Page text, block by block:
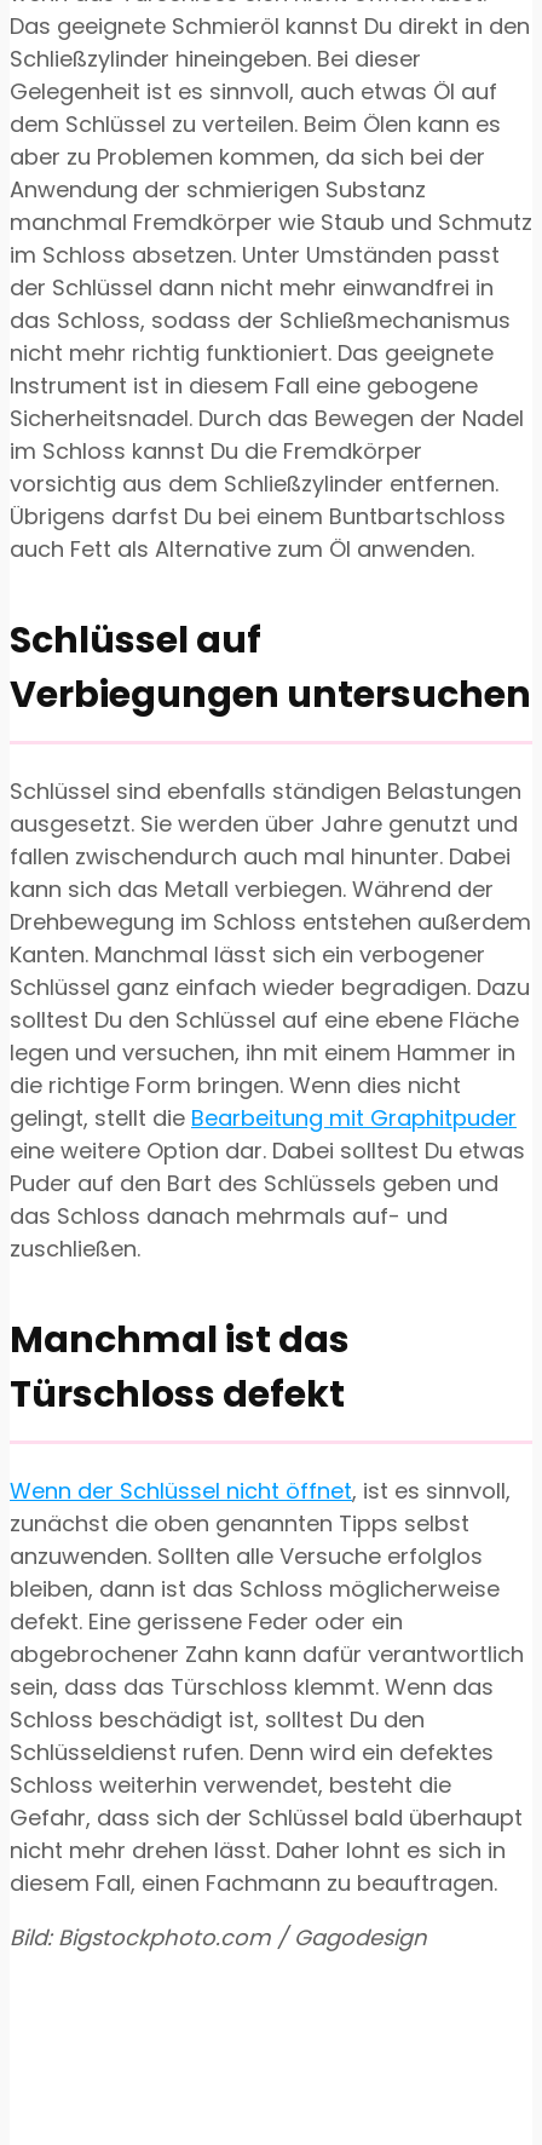
Das geeignete Schmieröl kannst Du direkt in den
Schließzylinder hineingeben. Bei dieser
Gelegenheit ist es sinnvoll, auch etwas Öl auf
dem Schlüssel zu verteilen. Beim Ölen kann es
aber zu Problemen kommen, da sich bei der
Anwendung der schmierigen Substanz
manchmal Fremdkörper wie Staub und Schmutz
im Schloss absetzen. Unter Umständen passt
der Schlüssel dann nicht mehr einwandfrei in
das Schloss, sodass der Schließmechanismus
nicht mehr richtig funktioniert. Das geeignete
Instrument ist in diesem Fall eine gebogene
Sicherheitsnadel. Durch das Bewegen der Nadel
im Schloss kannst Du die Fremdkörper
vorsichtig aus dem Schließzylinder entfernen.
Übrigens darfst Du bei einem Buntbartschloss
auch Fett als Alternative zum Öl anwenden.
Schlüssel auf
Verbiegungen untersuchen
Schlüssel sind ebenfalls ständigen Belastungen
ausgesetzt. Sie werden über Jahre genutzt und
fallen zwischendurch auch mal hinunter. Dabei
kann sich das Metall verbiegen. Während der
Drehbewegung im Schloss entstehen außerdem
Kanten. Manchmal lässt sich ein verbogener
Schlüssel ganz einfach wieder begradigen. Dazu
solltest Du den Schlüssel auf eine ebene Fläche
legen und versuchen, ihn mit einem Hammer in
die richtige Form bringen. Wenn dies nicht
gelingt, stellt die Bearbeitung mit Graphitpuder
eine weitere Option dar. Dabei solltest Du etwas
Puder auf den Bart des Schlüssels geben und
das Schloss danach mehrmals auf- und
zuschließen.
Manchmal ist das
Türschloss defekt
Wenn der Schlüssel nicht öffnet, ist es sinnvoll,
zunächst die oben genannten Tipps selbst
anzuwenden. Sollten alle Versuche erfolglos
bleiben, dann ist das Schloss möglicherweise
defekt. Eine gerissene Feder oder ein
abgebrochener Zahn kann dafür verantwortlich
sein, dass das Türschloss klemmt. Wenn das
Schloss beschädigt ist, solltest Du den
Schlüsseldienst rufen. Denn wird ein defektes
Schloss weiterhin verwendet, besteht die
Gefahr, dass sich der Schlüssel bald überhaupt
nicht mehr drehen lässt. Daher lohnt es sich in
diesem Fall, einen Fachmann zu beauftragen.
Bild: Bigstockphoto.com / Gagodesign